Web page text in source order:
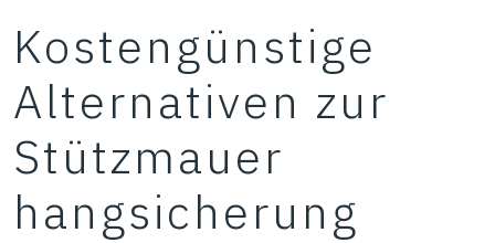
Kostengünstige
Alternativen zur
Stützmauer
hangsicherung